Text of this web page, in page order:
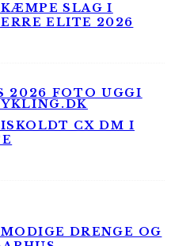
SLAG I
ELITE 2026
CX DM I
DRENGE OG